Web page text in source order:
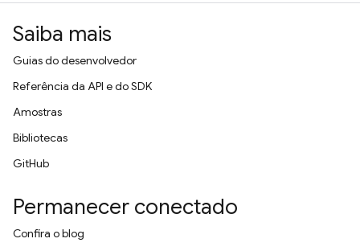
Saiba mais
Guias do desenvolvedor
Referência da API e do SDK
Amostras
Bibliotecas
GitHub
Permanecer conectado
Confira o blog